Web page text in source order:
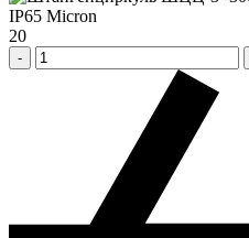
20